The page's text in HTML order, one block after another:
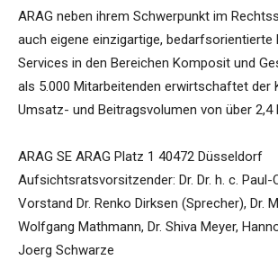
ARAG neben ihrem Schwerpunkt im
auch eigene einzigartige, bedarfsorientierte
Services in den Bereichen Komposit und
als 5.000 Mitarbeitenden erwirtschaftet der
Umsatz- und Beitragsvolumen von über 2,4
ARAG SE ARAG Platz 1 40472 Düsseldorf
Aufsichtsratsvorsitzender: Dr. Dr. h. c. Paul-
Vorstand Dr. Renko Dirksen (Sprecher), Dr.
Wolfgang Mathmann, Dr. Shiva Meyer,
Joerg Schwarze